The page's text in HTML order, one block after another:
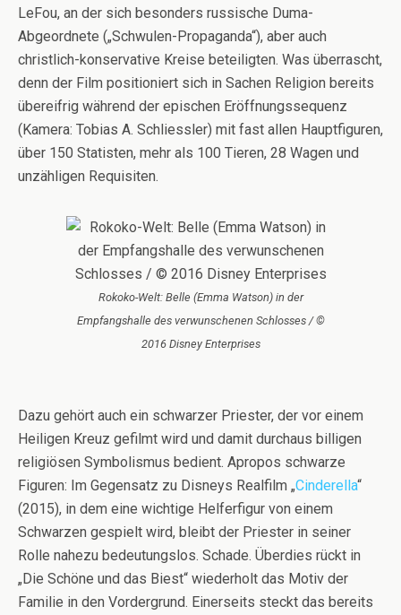
LeFou, an der sich besonders russische Duma-
Abgeordnete („Schwulen-Propaganda“), aber auch
christlich-konservative Kreise beteiligten. Was überrascht,
denn der Film positioniert sich in Sachen Religion bereits
übereifrig während der epischen Eröffnungssequenz
(Kamera: Tobias A. Schliessler) mit fast allen Hauptfiguren,
über 150 Statisten, mehr als 100 Tieren, 28 Wagen und
unzähligen Requisiten.
Rokoko-Welt: Belle (Emma Watson) in der
Empfangshalle des verwunschenen Schlosses / ©
2016 Disney Enterprises
Dazu gehört auch ein schwarzer Priester, der vor einem
Heiligen Kreuz gefilmt wird und damit durchaus billigen
religiösen Symbolismus bedient. Apropos schwarze
Figuren: Im Gegensatz zu Disneys Realfilm „Cinderella“
(2015), in dem eine wichtige Helferfigur von einem
Schwarzen gespielt wird, bleibt der Priester in seiner
Rolle nahezu bedeutungslos. Schade. Überdies rückt in
„Die Schöne und das Biest“ wiederholt das Motiv der
Familie in den Vordergrund. Einerseits steckt das bereits